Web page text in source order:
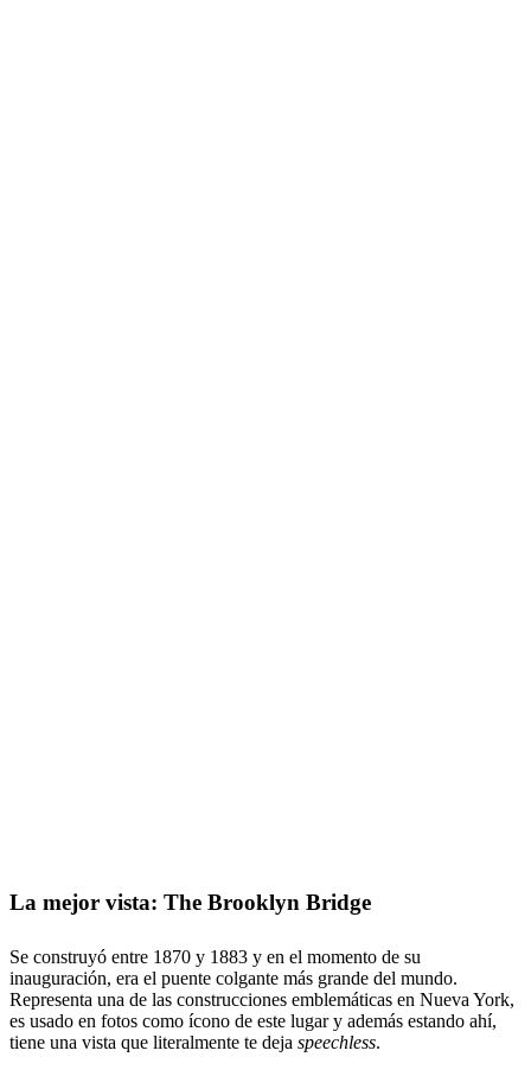
La mejor vista: The Brooklyn Bridge
Se construyó entre 1870 y 1883 y en el momento de su
inauguración, era el puente colgante más grande del mundo.
Representa una de las construcciones emblemáticas en Nueva York,
es usado en fotos como ícono de este lugar y además estando ahí,
tiene una vista que literalmente te deja speechless.